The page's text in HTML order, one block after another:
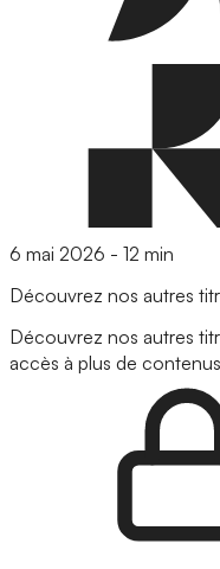
6 mai 2026 - 12 min
Découvrez nos autres
Découvrez nos autres
accès à plus de